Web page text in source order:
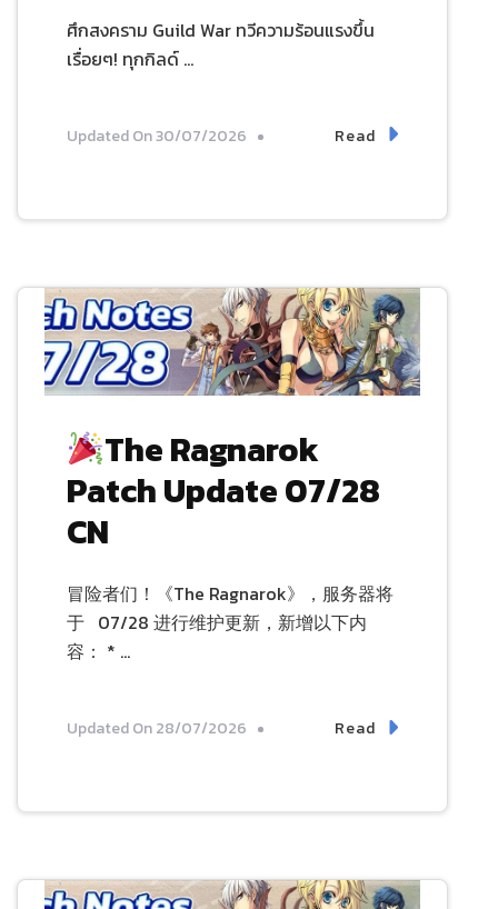
ศึกสงคราม Guild War ทวีความร้อนแรงขึ้น
เรื่อยๆ! ทุกกิลด์ …
Updated On30/07/2026 Read
The Ragnarok
Patch Update 07/28
CN
冒险者们！《The Ragnarok》，服务器将
于 07/28 进行维护更新，新增以下内
容： * …
Updated On28/07/2026 Read